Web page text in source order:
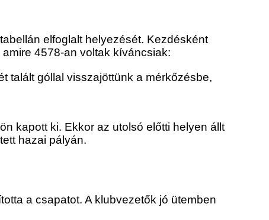
elfoglalt helyezését. Kezdésként
4578-an voltak kíváncsiak:
talált góllal visszajöttünk a mérkőzésbe,
kapott ki. Ekkor az utolsó előtti helyen állt
hazai pályán.
a csapatot. A klubvezetők jó ütemben